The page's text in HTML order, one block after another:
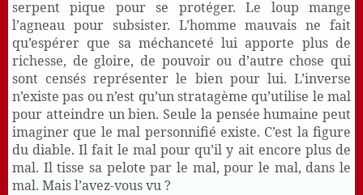
serpent pique pour se protéger. Le loup mange
l’agneau pour subsister. L’homme mauvais ne fait
qu’espérer que sa méchanceté lui apporte plus de
richesse, de gloire, de pouvoir ou d’autre chose qui
sont censés représenter le bien pour lui. L’inverse
n’existe pas ou n’est qu’un stratagème qu’utilise le mal
pour atteindre un bien. Seule la pensée humaine peut
imaginer que le mal personnifié existe. C’est la figure
du diable. Il fait le mal pour qu’il y ait encore plus de
mal. Il tisse sa pelote par le mal, pour le mal, dans le
mal. Mais l’avez-vous vu ?